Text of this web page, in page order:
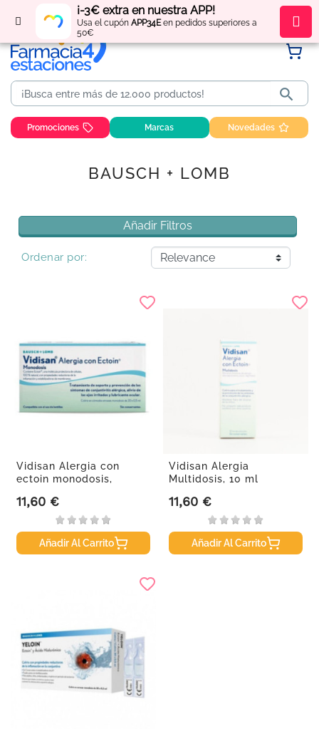
¡-3€ extra en nuestra APP!
Usa el cupón APP34Een pedidos superiores a
50€
Regístratey obténpuntos por tus compras

Promociones Marcas Novedades
BAUSCH + LOMB
Añadir Filtros
Ordenar por:
Vidisan Alergia con
ectoin monodosis,
Precio
11,60 €
Añadir Al Carrito
Vidisan Alergia
Multidosis, 10 ml
Precio
11,60 €
Añadir Al Carrito